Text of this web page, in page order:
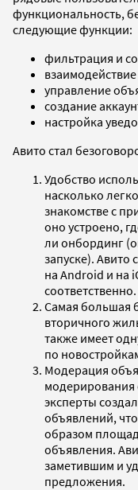
функциональность,
следующие функции:
фильтрация и
управление
создание
настройка
Авито стал
Удобство
насколько
знакомстве с
оно устроено,
ли онбординг
запуске).
на Android и на
соответственно.
Самая большая
вторичного
также имеет
по
Модерация
эксперты
объявлений,
образом
объявления.
заметившим и
предложения.